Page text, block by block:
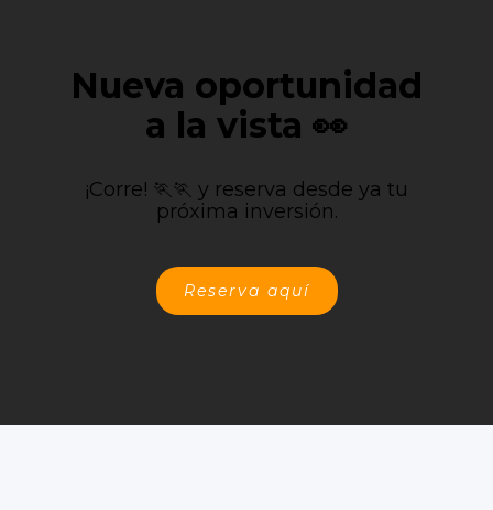
Nueva oportunidad
a la vista 👀
¡Corre! 🏃🏃 y reserva desde ya tu
próxima inversión.
Reserva aquí